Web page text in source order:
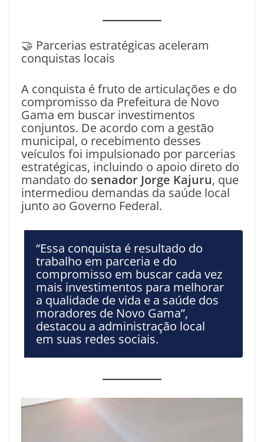
🤝 Parcerias estratégicas aceleram
conquistas locais
A conquista é fruto de articulações e do
compromisso da Prefeitura de Novo
Gama em buscar investimentos
conjuntos. De acordo com a gestão
municipal, o recebimento desses
veículos foi impulsionado por parcerias
estratégicas, incluindo o apoio direto do
mandato do senador Jorge Kajuru, que
intermediou demandas da saúde local
junto ao Governo Federal.
“Essa conquista é resultado do
trabalho em parceria e do
compromisso em buscar cada vez
mais investimentos para melhorar
a qualidade de vida e a saúde dos
moradores de Novo Gama”,
destacou a administração local
em suas redes sociais.